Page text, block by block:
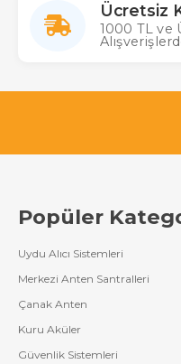
Ücretsiz
1000 TL ve
Popüler
Uydu Alıcı Sistemleri
Merkezi Anten Santralleri
Çanak Anten
Kuru Aküler
Güvenlik Sistemleri